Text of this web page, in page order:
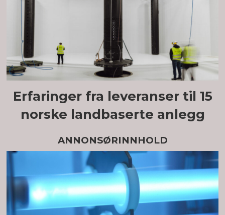
Erfaringer fra leveranser til 15
norske landbaserte anlegg
ANNONSØRINNHOLD